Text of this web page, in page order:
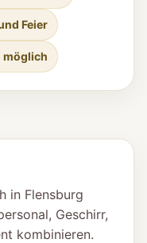
Feier
möglich
in Flensburg
Geschirr,
kombinieren.